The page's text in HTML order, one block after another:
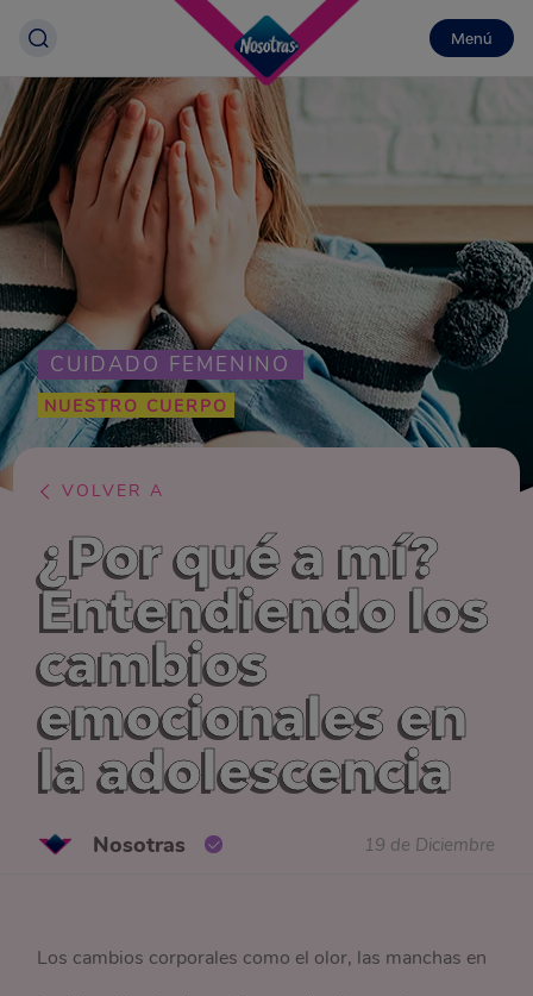
Menú
CUIDADO FEMENINO
NUESTRO CUERPO
VOLVER A
¿Por qué a mí?
Entendiendo los
cambios
emocionales en
la adolescencia
Nosotras 19 de Diciembre
Los cambios corporales como el olor, las manchas en